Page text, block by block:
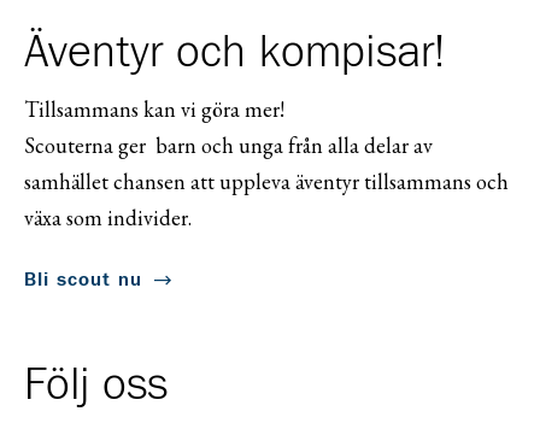
Äventyr och kompisar!
Tillsammans kan vi göra mer!
Scouterna ger barn och unga från alla delar av
samhället chansen att uppleva äventyr tillsammans och
växa som individer.
Bli scout nu
Följ oss